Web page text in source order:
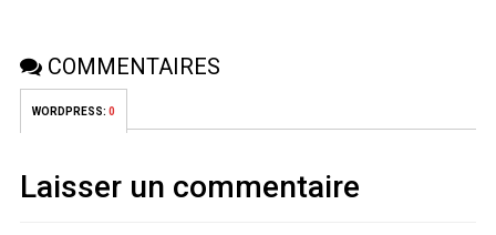
COMMENTAIRES
WORDPRESS: 0
Laisser un commentaire